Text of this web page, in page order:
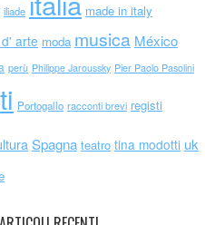
iliade made in italy
arte moda musica México
perù Philippe Jaroussky Pier Paolo Pasolini
Portogallo racconti brevi registi
Spagna teatro tina modotti uk